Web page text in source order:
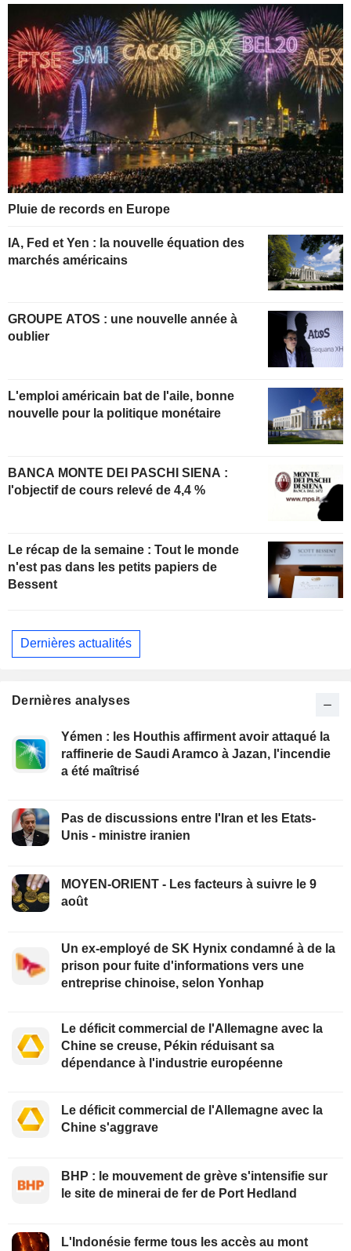
Pluie de records en Europe
IA, Fed et Yen : la nouvelle équation des
marchés américains
GROUPE ATOS : une nouvelle année à
oublier
L'emploi américain bat de l'aile, bonne
nouvelle pour la politique monétaire
BANCA MONTE DEI PASCHI SIENA :
l'objectif de cours relevé de 4,4 %
Le récap de la semaine : Tout le monde
n'est pas dans les petits papiers de
Bessent
Dernières actualités
Dernières analyses
Yémen : les Houthis affirment avoir attaqué la
raffinerie de Saudi Aramco à Jazan, l'incendie
a été maîtrisé
Pas de discussions entre l'Iran et les Etats-
Unis - ministre iranien
MOYEN-ORIENT - Les facteurs à suivre le 9
août
Un ex-employé de SK Hynix condamné à de la
prison pour fuite d'informations vers une
entreprise chinoise, selon Yonhap
Le déficit commercial de l'Allemagne avec la
Chine se creuse, Pékin réduisant sa
dépendance à l'industrie européenne
Le déficit commercial de l'Allemagne avec la
Chine s'aggrave
BHP : le mouvement de grève s'intensifie sur
le site de minerai de fer de Port Hedland
L'Indonésie ferme tous les accès au mont